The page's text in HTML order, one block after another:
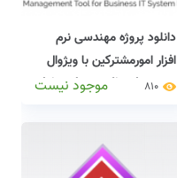
دانلود پروژه مهندسی نرم
افزار امورمشترکین با ویژوال
پارادایم(visual paradigm)
810 موجود نیست